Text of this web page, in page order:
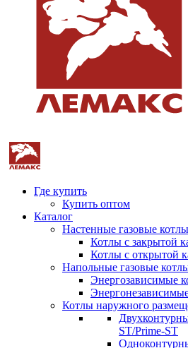
Где купить
Купить оптом
Каталог
Настенные газовые котлы
Котлы с закрытой
Котлы с открытой
Напольные газовые
Энергозависимые
Котлы наружного
ST/Prime-ST